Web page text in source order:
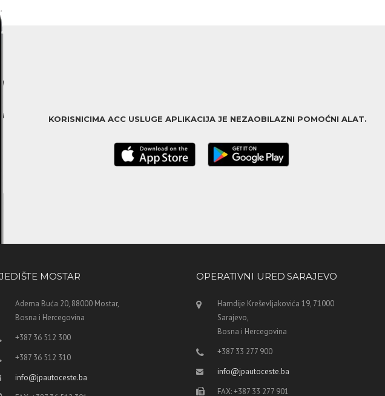
KORISNICIMA ACC USLUGE APLIKACIJA JE NEZAOBILAZNI POMOĆNI ALAT.
MOSTAR
Adema Buća 20, 88000 Mostar,
Bosna i Hercegovina
+387 36 512 300
+387 36 512 310
info@jpautoceste.ba
OPERATIVNI URED SARAJEVO
Hamdije Kreševljakovića 19, 71000
Sarajevo,
Bosna i Hercegovina
+387 33 277 900
info@jpautoceste.ba
FAX: +387 33 277 901